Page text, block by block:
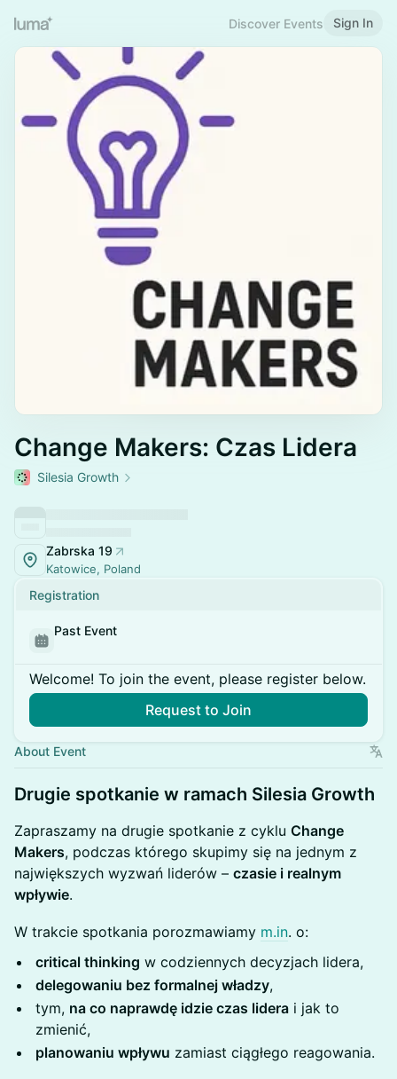
Discover Events Sign In
Change Makers: Czas Lidera
Silesia Growth
Zabrska 19
Katowice, Poland
Registration
Past Event
Welcome! To join the event, please register below.
Request to Join
About Event
Drugie spotkanie w ramach Silesia Growth
Zapraszamy na drugie spotkanie z cyklu Change
Makers, podczas którego skupimy się na jednym z
największych wyzwań liderów – czasie i realnym
wpływie.
W trakcie spotkania porozmawiamy m.in. o:
critical thinking w codziennych decyzjach lidera,
delegowaniu bez formalnej władzy,
tym, na co naprawdę idzie czas lidera i jak to
zmienić,
planowaniu wpływu zamiast ciągłego reagowania.